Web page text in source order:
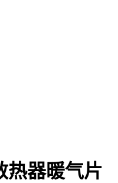
热器暖气片